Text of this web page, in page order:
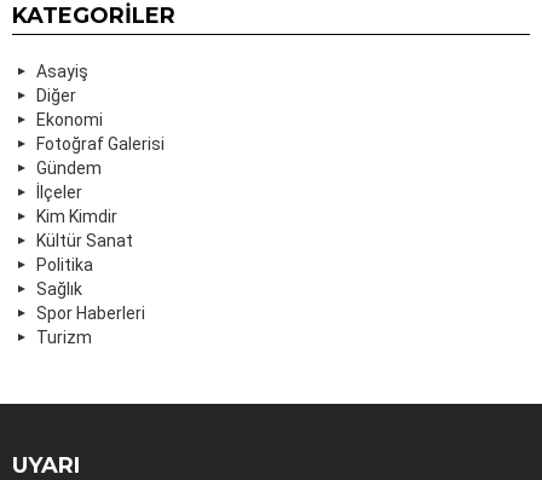
KATEGORILER
Asayiş
Diğer
Ekonomi
Fotoğraf Galerisi
Gündem
İlçeler
Kim Kimdir
Kültür Sanat
Politika
Sağlık
Spor Haberleri
Turizm
UYARI